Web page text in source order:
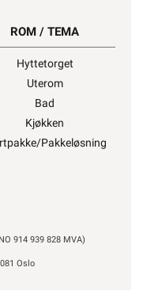
ROM / TEMA
Hyttetorget
Uterom
Bad
Kjøkken
Pakkeløsning
914 939 828 MVA)
Oslo